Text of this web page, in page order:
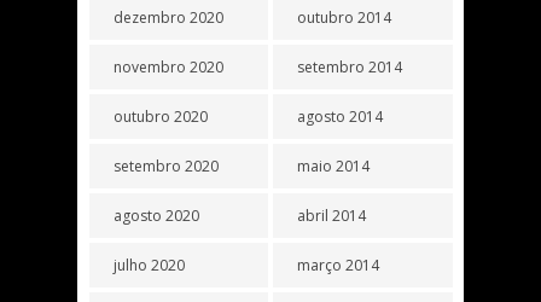
dezembro 2020
novembro 2020
outubro 2020
setembro 2020
agosto 2020
julho 2020
outubro 2014
setembro 2014
agosto 2014
maio 2014
abril 2014
março 2014